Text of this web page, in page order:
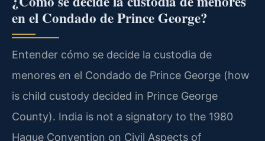
en el Condado de Prince George?
Entender cómo se decide la custodia de
menores en el Condado de Prince George (how
is child custody decided in Prince George
County). India is not a signatory to the 1980
Hague Convention on Civil Aspects of